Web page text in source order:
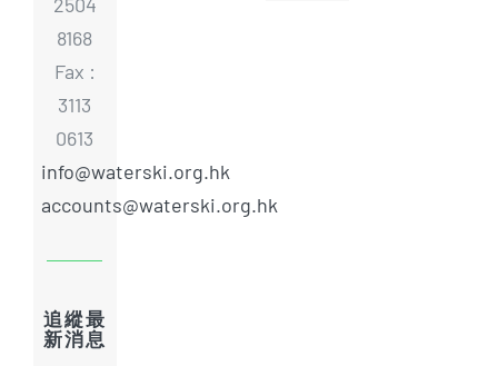
8168
Fax :
3113
0613
info@waterski.org.hk
accounts@waterski.org.hk
追縱最
新消息